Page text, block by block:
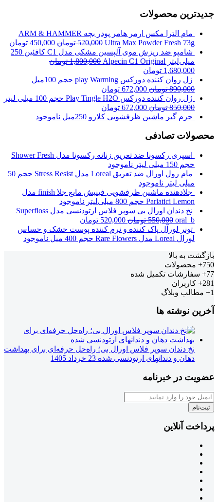
جدیدترین محصولات
مام الترا مکس ارمر هامر پودر بچه ARM & HAMMER
Ultra Max Powder Fresh 73g
520,000 تومان 450,000 تومان
شامپو ضد ریزش موی آلپسین مشکی مدل C1 کافئین 250
میلی‌لیتر Alpecin C1 Original
1,800,000 تومان
1,680,000 تومان
ژل روان کننده دورکس play Warming حجم 100میل
890,000 تومان 672,000 تومان
ژل روان کننده دورکس Play Tingle H2O حجم 100 میلی لیتر
850,000 تومان 672,000 تومان
جرم گیر ماشین ظرفشویی کلارو 250میل
ناموجود
محصولات تصادفی
اسپری رکسونا ضد تعریق زنانه رکسونا مدل Shower Fresh
حجم 150 میلی لیتر
ناموجود
مام رول اورال ضد تعریق Loreal مدل Stress Resist حجم 50
میلی لیتر ناموجود
جلادهنده ماشین ظرفشویی فینیش مایع جلا finish مدل
Parlatici Lemon حجم 800 میلی‌لیتر
ناموجود
نخ دندان اورال بی سوپر فلاس ارتودنسی مدل Superfloss
oral_b
550,000 تومان 520,000 تومان
تونر لورآل پاک کننده و نرم کننده پوست خشک و حساس
لورال Loreal مدل Rare Flowers حجم 400 میل
ناموجود
بازگشت به بالا
750+
محصولات
77+
سفارشات تکمیل شده
281+
کاربران
1+
مطالب وبلاگ
آخرین نوشته ها
نخ دندان سوپر فلاس اورال بی؛ راه‌حل حرفه‌ای برای بهداشت
دهان و دندانهای ارتودنسی شده 23 خرداد 1405
عضویت در خبرنامه
ثبت‌نام
پرداخت آنلاین